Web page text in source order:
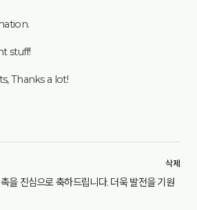
stuff!
Thanks a lot!
삭제
을 진심으로 축하드립니다. 더욱 발전을 기원